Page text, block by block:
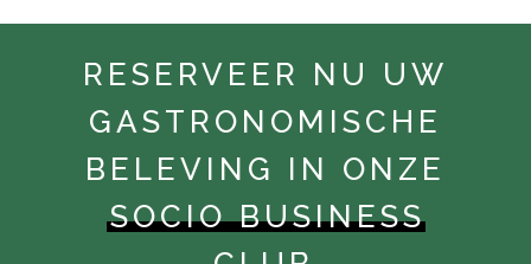
RESERVEER NU UW
GASTRONOMISCHE
BELEVING IN ONZE
SOCIO BUSINESS